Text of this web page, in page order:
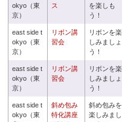
okyo（東
京）
ス
を楽しも
う！
east side t
okyo（東
京）
リボン講
習会
リボンを楽
しみましょ
う！
east side t
okyo（東
京）
リボン講
習会
リボンを楽
しみましょ
う！
east side t
okyo（東
斜め包み
特化講座
斜め包みを
楽しみまし